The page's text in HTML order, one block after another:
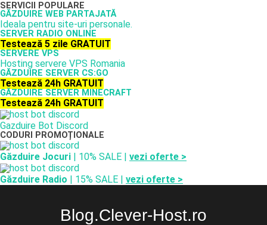
SERVICII POPULARE
GĂZDUIRE WEB PARTAJATĂ
Ideala pentru site-uri personale.
SERVER RADIO ONLINE
Testează 5 zile GRATUIT
SERVERE VPS
Hosting servere VPS Romania
GĂZDUIRE SERVER CS:GO
Testează 24h GRATUIT
GĂZDUIRE SERVER MINECRAFT
Testează 24h GRATUIT
Gazduire Bot Discord
CODURI PROMOȚIONALE
Găzduire Jocuri | 10% SALE | vezi oferte >
Găzduire Radio | 15% SALE | vezi oferte >
Blog.Clever-Host.ro